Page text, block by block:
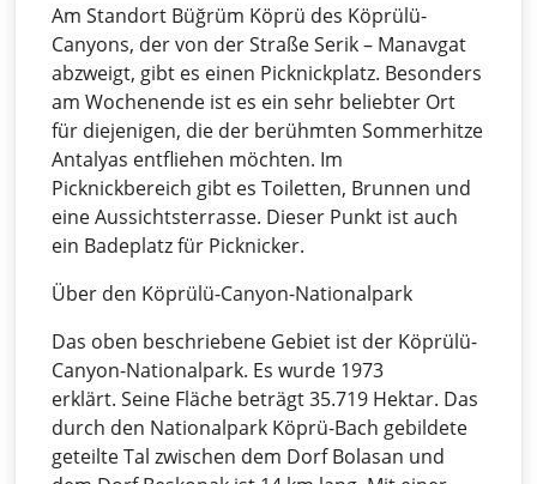
Am Standort Büğrüm Köprü des Köprülü-
Canyons, der von der Straße Serik – Manavgat
abzweigt, gibt es einen Picknickplatz. Besonders
am Wochenende ist es ein sehr beliebter Ort
für diejenigen, die der berühmten Sommerhitze
Antalyas entfliehen möchten. Im
Picknickbereich gibt es Toiletten, Brunnen und
eine Aussichtsterrasse. Dieser Punkt ist auch
ein Badeplatz für Picknicker.
Über den Köprülü-Canyon-Nationalpark
Das oben beschriebene Gebiet ist der Köprülü-
Canyon-Nationalpark. Es wurde 1973
erklärt. Seine Fläche beträgt 35.719 Hektar. Das
durch den Nationalpark Köprü-Bach gebildete
geteilte Tal zwischen dem Dorf Bolasan und